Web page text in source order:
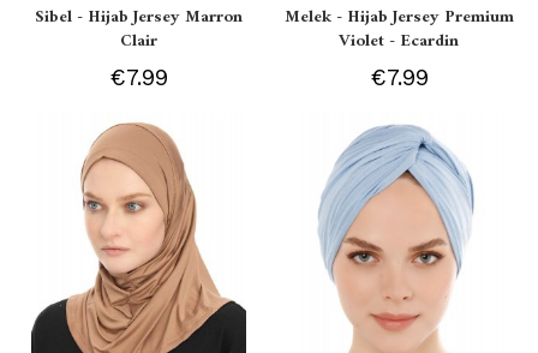
Sibel - Hijab Jersey Marron
Clair
€7.99
Melek - Hijab Jersey Premium
Violet - Ecardin
€7.99